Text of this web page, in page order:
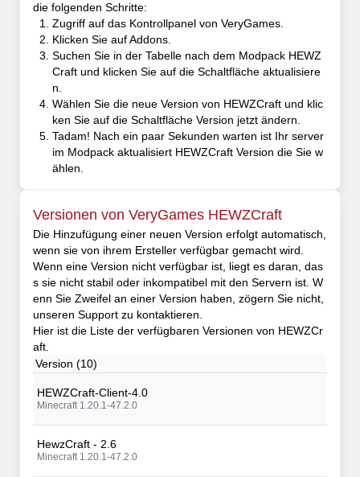
die folgenden Schritte:
Zugriff auf das Kontrollpanel von VeryGames.
Klicken Sie auf Addons.
Suchen Sie in der Tabelle nach dem Modpack HEWZ
Craft und klicken Sie auf die Schaltfläche aktualisiere
n.
Wählen Sie die neue Version von HEWZCraft und klic
ken Sie auf die Schaltfläche Version jetzt ändern.
Tadam! Nach ein paar Sekunden warten ist Ihr server
im Modpack aktualisiert HEWZCraft Version die Sie w
ählen.
Versionen von VeryGames HEWZCraft
Die Hinzufügung einer neuen Version erfolgt automatisch,
wenn sie von ihrem Ersteller verfügbar gemacht wird.
Wenn eine Version nicht verfügbar ist, liegt es daran, das
s sie nicht stabil oder inkompatibel mit den Servern ist. W
enn Sie Zweifel an einer Version haben, zögern Sie nicht,
unseren Support zu kontaktieren.
Hier ist die Liste der verfügbaren Versionen von HEWZCr
aft.
Version (10)
HEWZCraft-Client-4.0
Minecraft 1.20.1-47.2.0
HewzCraft - 2.6
Minecraft 1.20.1-47.2.0